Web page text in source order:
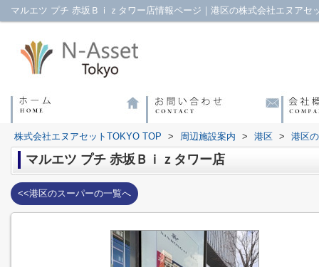
マルエツ プチ 赤坂Ｂｉｚタワー店情報ページ｜港区の株式会社エヌアセ
株式会社エヌアセットTOKYO TOP > 周辺施設案内 > 港区 > 港区
マルエツ プチ 赤坂Ｂｉｚタワー店
<<港区のスーパーの一覧へ